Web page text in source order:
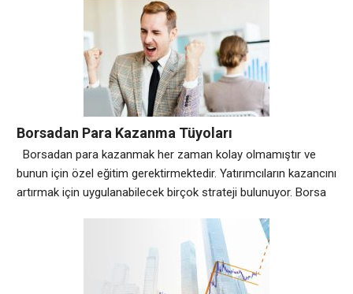
aracı bir kurumla anlaşmak ve yatırım hesabı açtırmak
gerekmektedir. Borsa Piyasası Nasıl İşler? Alım-Satım
Yöntemi Amaçları İşleyişleri Açık Artırma Piyasada arz-talebi
belirlemek Alıcının
Borsadan Para Kazanma Tüyoları
Borsadan para kazanmak her zaman kolay olmamıştır ve
bunun için özel eğitim gerektirmektedir. Yatırımcıların kazancını
artırmak için uygulanabilecek birçok strateji bulunuyor. Borsa
borsanın işleyişini ve işlemleri öğrenmek gerekmektedir.
Yatırımcılar, piyasaların nasıl işlediğini öğrenmeli hangi
emtiaların ve hisselerin ticaret edildiğini öğrenmelidir. Ek
olarak, kazanmanın yanı sıra kaybetme riskinin